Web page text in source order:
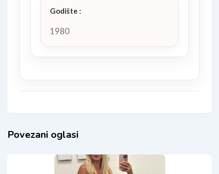
Godište :
1980
Povezani oglasi